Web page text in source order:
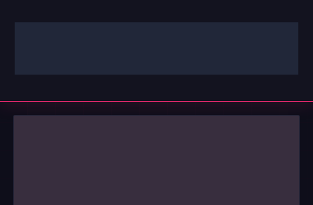
Inhalt